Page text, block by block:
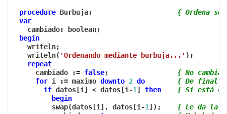
procedure Burbuja;
{ Ordena
var
   cambiado
: boolean;
begin
   writeln
;
   writeln
( 'Ordenando mediante burbuja...' ) ;
repeat
     cambiado
:= false;
{ No cambia
for i := maximo downto 2 do
{ De final
if datos [i ] < datos [i -1 ] then
{ Si está
begin
         swap
(datos [i ] , datos [i -1 ] ) ;
{ Le da la